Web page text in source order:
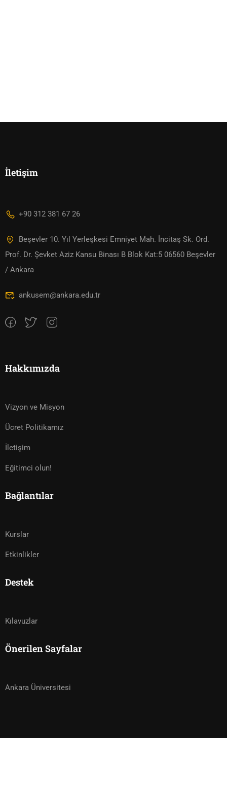
İletişim
+90 312 381 67 26
Beşevler 10. Yıl Yerleşkesi Emniyet Mah. İncitaş Sk. Ord.
Prof. Dr. Şevket Aziz Kansu Binası B Blok Kat:5 06560 Beşevler
/ Ankara
ankusem@ankara.edu.tr
Hakkımızda
Vizyon ve Misyon
Ücret Politikamız
İletişim
Eğitimci olun!
Bağlantılar
Kurslar
Etkinlikler
Destek
Kılavuzlar
Önerilen Sayfalar
Ankara Üniversitesi